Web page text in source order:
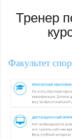
Тренер
Факультет